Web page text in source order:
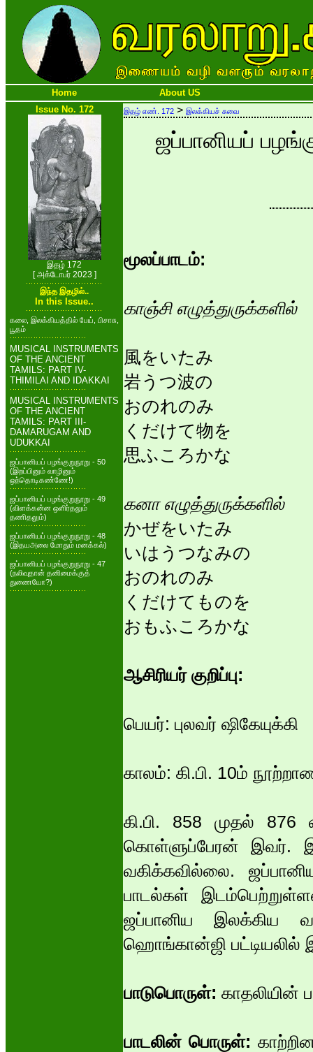
Home
About US
Issue No. 172
இதழ் 172
[ அக்டோபர் 2023 ]
இந்த இதழில்..
In this Issue..
கலை, இலக்கியத்தில் பேய், பிசாசு,
பூதம்
MUSICAL INSTRUMENTS
OF THE ANCIENT
TAMILS: PART IV-
THIMILAI AND IDAKKAI
MUSICAL INSTRUMENTS
OF THE ANCIENT
TAMILS: PART III-
DAMARUGAM AND
UDUKKAI
ஜப்பானியப் பழங்குறுநூறு - 50
(இறப்பினும் வாழினும்
ஒந்தொடிகண்ணே!)
ஜப்பானியப் பழங்குறுநூறு - 49
(விளக்கன்ன ஒளிர்தலும்
தணிதலும்)
ஜப்பானியப் பழங்குறுநூறு - 48
(இதயஅலை மோதும் மனக்கல்)
ஜப்பானியப் பழங்குறுநூறு - 47
(நலிவுதான் தனிமைக்குத்
துணையோ?)
இதழ் எண். 172 > இலக்கியச் சுவை
ஜப்பானியப்
மூலப்பாடம்:
காஞ்சி எழுத்துருக்களில்
風をいたみ
岩うつ波の
おのれのみ
くだけて物を
思ふころかな
கனா எழுத்துருக்களில்
かぜをいたみ
いはうつなみの
おのれのみ
くだけてものを
おもふころかな
ஆசிரியர் குறிப்பு:
பெயர்: புலவர் ஷிகேயுக்கி
காலம்: கி.பி. 10ம்
கி.பி. 858 முதல்
கொள்ளுப்பேரன் இவர்.
வகிக்கவில்லை.
பாடல்கள்
ஜப்பானிய இலக்கிய
ஹொங்கான்ஜி பட்டியலில்
பாடுபொருள்: காதலியின்
பாடலின் பொருள்: